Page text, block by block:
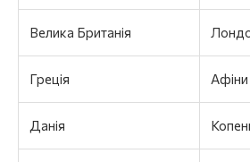
Велика Британія
Греція Афіни
Данія